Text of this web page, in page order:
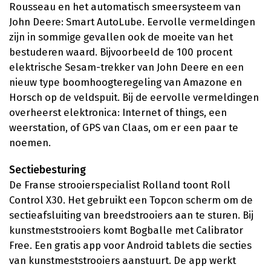
Rousseau en het automatisch smeersysteem van
John Deere: Smart AutoLube. Eervolle vermeldingen
zijn in sommige gevallen ook de moeite van het
bestuderen waard. Bijvoorbeeld de 100 procent
elektrische Sesam-trekker van John Deere en een
nieuw type boomhoogteregeling van Amazone en
Horsch op de veldspuit. Bij de eervolle vermeldingen
overheerst elektronica: Internet of things, een
weerstation, of GPS van Claas, om er een paar te
noemen.
Sectiebesturing
De Franse strooierspecialist Rolland toont Roll
Control X30. Het gebruikt een Topcon scherm om de
sectieafsluiting van breedstrooiers aan te sturen. Bij
kunstmeststrooiers komt Bogballe met Calibrator
Free. Een gratis app voor Android tablets die secties
van kunstmeststrooiers aanstuurt. De app werkt